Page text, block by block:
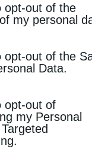
third parties
participants.
also be
on theIAB’s List
Participants
other third
opt-out of the
my personal
opt-out of the
Data.
opt-out of
my Personal
για τη
πρατηρίων